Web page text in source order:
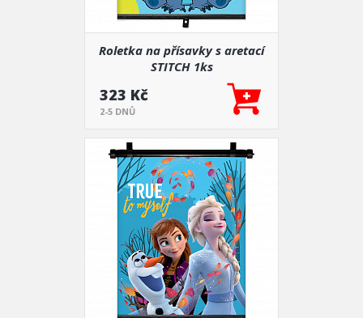
Roletka na přísavky s aretací
STITCH 1ks
323 Kč
2-5 DNŮ